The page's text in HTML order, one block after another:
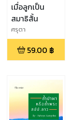
เมื่อลูกเป็น
สมาธิสั้น
ศรุตา
59.00 ฿